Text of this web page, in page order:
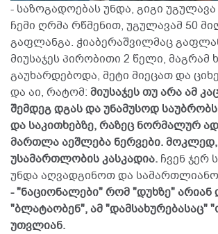
- საზოგადოებას უნდა, გიგი უგულავა
ჩემი ღრმა რწმენით, უგულავამ 50
გაფლანგა. ჭიაბერაშვილმაც
მიუსაჯეს პირობითი 2 წელი,
გაუხარდებოდა, მეტი მიეცათ და
და აი, რატომ: მიუსაჯეს თუ არა ამ
შემდეგ დგას და უნამუსოდ
და საკითხებზე, რაზეც ნორმალურ
მართლა აეშლება ნერვები. მოკლედ,
უსამართლობის კასკადია. ჩვენ ჯერ
უნდა აღვადგინოთ და
- "ნაციონალები" რომ "დუხზე" არიან
"ბლატაობენ", ამ "დამსახურებასაც"
უთვლიან.